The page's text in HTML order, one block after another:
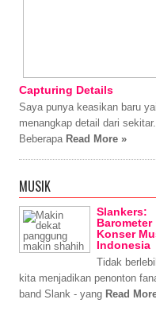
Capturing Details
Saya punya keasikan baru
menangkap detail dari sekitar.
Beberapa Read More »
MUSIK
Slankers:
Barometer
Konser
Indonesia
Tidak
kita menjadikan penonton
band Slank - yang Read